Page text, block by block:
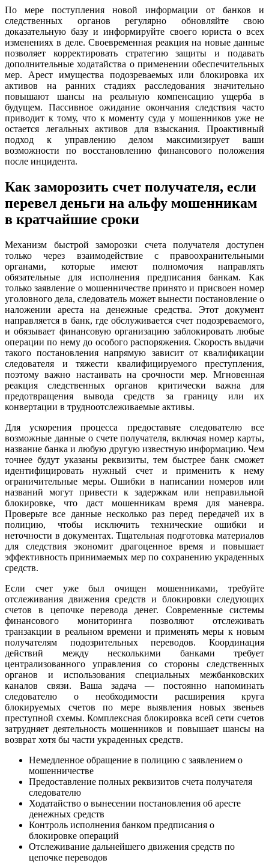
По мере поступления новой информации от банков и
следственных органов регулярно обновляйте свою
доказательную базу и информируйте своего юриста о всех
изменениях в деле. Своевременная реакция на новые данные
позволяет корректировать стратегию защиты и подавать
дополнительные ходатайства о применении обеспечительных
мер. Арест имущества подозреваемых или блокировка их
активов на ранних стадиях расследования значительно
повышают шансы на реальную компенсацию ущерба в
будущем. Пассивное ожидание окончания следствия часто
приводит к тому, что к моменту суда у мошенников уже не
остается легальных активов для взыскания. Проактивный
подход к управлению делом максимизирует ваши
возможности по восстановлению финансового положения
после инцидента.
Как заморозить счет получателя, если
перевел деньги на альфу мошенникам
в кратчайшие сроки
Механизм быстрой заморозки счета получателя доступен
только через взаимодействие с правоохранительными
органами, которые имеют полномочия направлять
обязательные для исполнения предписания банкам. Как
только заявление о мошенничестве принято и присвоен номер
уголовного дела, следователь может вынести постановление о
наложении ареста на денежные средства. Этот документ
направляется в банк, где обслуживается счет подозреваемого,
и обязывает финансовую организацию заблокировать любые
операции по нему до особого распоряжения. Скорость выдачи
такого постановления напрямую зависит от квалификации
следователя и тяжести квалифицируемого преступления,
поэтому важно настаивать на срочности мер. Мгновенная
реакция следственных органов критически важна для
предотвращения вывода средств за границу или их
конвертации в трудноотслеживаемые активы.
Для ускорения процесса предоставьте следователю все
возможные данные о счете получателя, включая номер карты,
название банка и любую другую известную информацию. Чем
точнее будут указаны реквизиты, тем быстрее банк сможет
идентифицировать нужный счет и применить к нему
ограничительные меры. Ошибки в написании номеров или
названий могут привести к задержкам или неправильной
блокировке, что даст мошенникам время для маневра.
Проверьте все данные несколько раз перед передачей их в
полицию, чтобы исключить технические ошибки и
неточности в документах. Тщательная подготовка материалов
для следствия экономит драгоценное время и повышает
эффективность принимаемых мер по сохранению украденных
средств.
Если счет уже был очищен мошенниками, требуйте
отслеживания движения средств и блокировки следующих
счетов в цепочке перевода денег. Современные системы
финансового мониторинга позволяют отслеживать
транзакции в реальном времени и применять меры к новым
получателям подозрительных переводов. Координация
действий между несколькими банками требует
централизованного управления со стороны следственных
органов и использования специальных межбанковских
каналов связи. Ваша задача — постоянно напоминать
следователю о необходимости расширения круга
блокируемых счетов по мере выявления новых звеньев
преступной схемы. Комплексная блокировка всей сети счетов
затрудняет деятельность мошенников и повышает шансы на
возврат хотя бы части украденных средств.
Немедленное обращение в полицию с заявлением о
мошенничестве
Предоставление полных реквизитов счета получателя
следователю
Ходатайство о вынесении постановления об аресте
денежных средств
Контроль исполнения банком предписания о
блокировке операций
Отслеживание дальнейшего движения средств по
цепочке переводов